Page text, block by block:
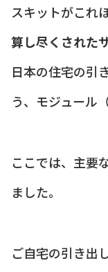
スキットがこれ
算し尽くされた
日本の住宅の引
う、モジュール
ここでは、主要
ました。
ご自宅の引き出